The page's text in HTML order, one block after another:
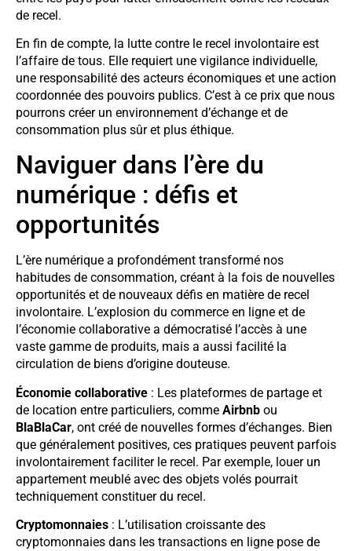
de recel.
En fin de compte, la lutte contre le recel involontaire est
l’affaire de tous. Elle requiert une vigilance individuelle,
une responsabilité des acteurs économiques et une action
coordonnée des pouvoirs publics. C’est à ce prix que nous
pourrons créer un environnement d’échange et de
consommation plus sûr et plus éthique.
Naviguer dans l’ère du
numérique : défis et
opportunités
L’ère numérique a profondément transformé nos
habitudes de consommation, créant à la fois de nouvelles
opportunités et de nouveaux défis en matière de recel
involontaire. L’explosion du commerce en ligne et de
l’économie collaborative a démocratisé l’accès à une
vaste gamme de produits, mais a aussi facilité la
circulation de biens d’origine douteuse.
Économie collaborative : Les plateformes de partage et
de location entre particuliers, comme Airbnb ou
BlaBlaCar, ont créé de nouvelles formes d’échanges. Bien
que généralement positives, ces pratiques peuvent parfois
involontairement faciliter le recel. Par exemple, louer un
appartement meublé avec des objets volés pourrait
techniquement constituer du recel.
Cryptomonnaies : L’utilisation croissante des
cryptomonnaies dans les transactions en ligne pose de